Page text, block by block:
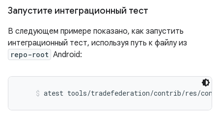
Запустите интеграционный тест
В следующем примере показано, как запустить
интеграционный тест, используя путь к файлу из
repo-root Android:
atest tools/tradefederation/contrib/res/